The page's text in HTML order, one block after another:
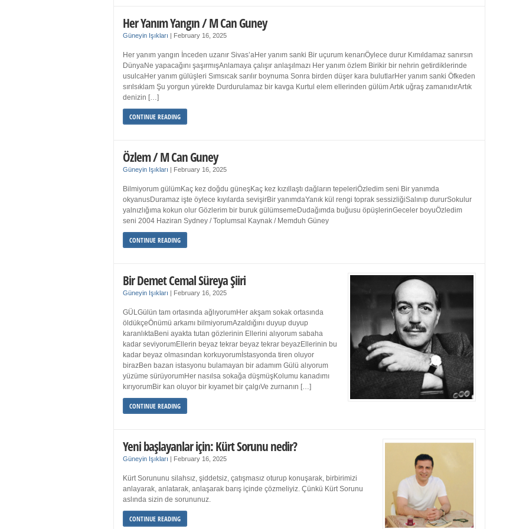
Her Yanım Yangın / M Can Guney
Güneyin Işıkları February 16, 2025
Her yanım yangın İnceden uzanır Sivas’aHer yanım sanki Bir uçurum kenarıÖylece durur Kımıldamaz sanırsın
DünyaNe yapacağını şaşırmışAnlamaya çalışır anlaşılmazı Her yanım özlem Birikir bir nehrin getirdiklerinde
usulcaHer yanım gülüşleri Sımsıcak sarılır boynuma Sonra birden düşer kara bulutlarHer yanım sanki Öfkeden
sırılsıklam Şu yorgun yürekte Durdurulamaz bir kavga Kurtul elem ellerinden gülüm Artık uğraş zamanıdırArtık
denizin […]
CONTINUE READING
Özlem / M Can Guney
Güneyin Işıkları February 16, 2025
Bilmiyorum gülümKaç kez doğdu güneşKaç kez kızıllaştı dağların tepeleriÖzledim seni Bir yanımda
okyanusDuramaz işte öylece kıyılarda sevişirBir yanımdaYanık kül rengi toprak sessizliğiSalınıp dururSokulur
yalnızlığıma kokun olur Gözlerim bir buruk gülümsemeDudağımda buğusu öpüşlerinGeceler boyuÖzledim
seni 2004 Haziran Sydney / Toplumsal Kaynak / Memduh Güney
CONTINUE READING
Bir Demet Cemal Süreya Şiiri
Güneyin Işıkları February 16, 2025
GÜLGülün tam ortasında ağlıyorumHer akşam sokak ortasında
öldükçeÖnümü arkamı bilmiyorumAzaldığını duyup duyup
karanlıktaBeni ayakta tutan gözlerinin Ellerini alıyorum sabaha
kadar seviyorumEllerin beyaz tekrar beyaz tekrar beyazEllerinin bu
kadar beyaz olmasından korkuyorumİstasyonda tiren oluyor
birazBen bazan istasyonu bulamayan bir adamım Gülü alıyorum
yüzüme sürüyorumHer nasılsa sokağa düşmüşKolumu kanadımı
kırıyorumBir kan oluyor bir kıyamet bir çalgıVe zurnanın […]
CONTINUE READING
Yeni başlayanlar için: Kürt Sorunu nedir?
Güneyin Işıkları February 16, 2025
Kürt Sorununu silahsız, şiddetsiz, çatışmasız oturup konuşarak, birbirimizi
anlayarak, anlatarak, anlaşarak barış içinde çözmeliyiz. Çünkü Kürt Sorunu
aslında sizin de sorununuz.
CONTINUE READING